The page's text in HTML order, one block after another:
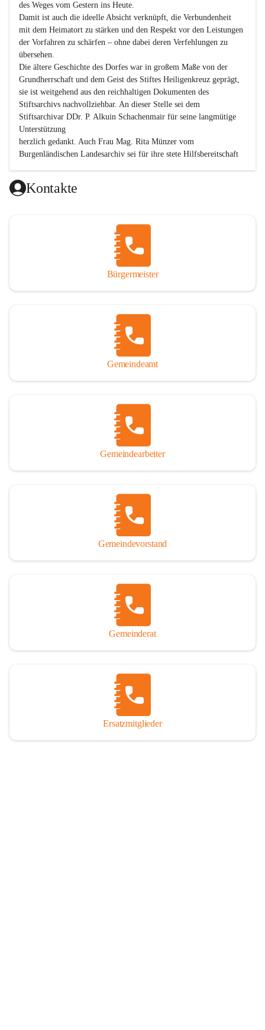
des Weges vom Gestern ins Heute.
Damit ist auch die ideelle Absicht verknüpft, die Verbundenheit
mit dem Heimatort zu stärken und den Respekt vor den Leistungen
der Vorfahren zu schärfen – ohne dabei deren Verfehlungen zu
übersehen.
Die ältere Geschichte des Dorfes war in großem Maße von der
Grundherrschaft und dem Geist des Stiftes Heiligenkreuz geprägt,
sie ist weitgehend aus den reichhaltigen Dokumenten des
Stiftsarchivs nachvollziehbar. An dieser Stelle sei dem
Stiftsarchivar DDr. P. Alkuin Schachenmair für seine langmütige
Unterstützung
herzlich gedankt. Auch Frau Mag. Rita Münzer vom
Burgenländischen Landesarchiv sei für ihre stete Hilfsbereitschaft
Dank gilt den Textautoren dieser Chronik, dem kleinen
Redaktionsteam, für die gute Zusammenarbeit.
gedankt werden, die durch ihre Erinnerungen, Informationen und
durch das Überlassen von Fotos und Dokumenten zum Gesamtbild
dieses Buches wesentlich beigetragen haben.
Der Zeitdruck war enorm, um das Werk auch zeitgerecht für das
Jubiläumsjahr abschließen zu können. Daher mag um Nachsicht
Ausführlichkeit behandelt erscheinen, oder auch der eine oder
andere Fehler unterlief. Die Autoren haben nach ihren
individuellen Möglichkeiten mit bestem Wissen und Gewissen
Andreas Rohatsch wurde auf das System der Fußnoten verzichtet.
Wo eine genaue Quellenangabe sinnvoll und notwendig erschien,
sind die entsprechenden Quellenhinweise in den fließenden Text
eingearbeitet. Der leichteren Lesbarkeit halber ist auch von einer
streng gendergerechten Ausdrucksform Abstand genommen
So darf ich Sie zu einer interessanten, vergnüglichen und
manchmal auch nachdenklich machenden Zeitreise durch die
Jahrhunderte, ja Jahrtausende alte Geschichte von der Steinzeit
einladen.
Kontakte
Bürgermeister
Gemeindeamt
Gemeindearbeiter
Gemeindevorstand
Gemeinderat
Ersatzmitglieder